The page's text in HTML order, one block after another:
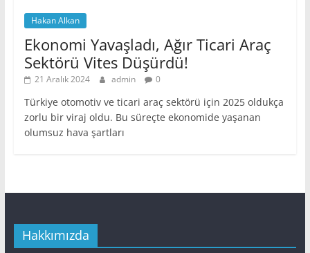
Hakan Alkan
Ekonomi Yavaşladı, Ağır Ticari Araç
Sektörü Vites Düşürdü!
21 Aralık 2024 admin 0
Türkiye otomotiv ve ticari araç sektörü için 2025 oldukça
zorlu bir viraj oldu. Bu süreçte ekonomide yaşanan
olumsuz hava şartları
Hakkımızda